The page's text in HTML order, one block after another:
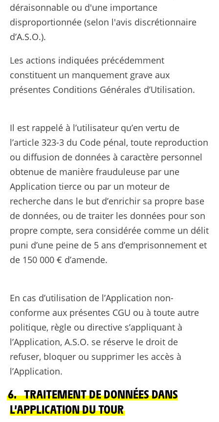
déraisonnable ou d'une importance
disproportionnée (selon l'avis discrétionnaire
d’A.S.O.).
Les actions indiquées précédemment
constituent un manquement grave aux
présentes Conditions Générales d’Utilisation.
Il est rappelé à l’utilisateur qu’en vertu de
l’article 323-3 du Code pénal, toute reproduction
ou diffusion de données à caractère personnel
obtenue de manière frauduleuse par une
Application tierce ou par un moteur de
recherche dans le but d’enrichir sa propre base
de données, ou de traiter les données pour son
propre compte, sera considérée comme un délit
puni d’une peine de 5 ans d’emprisonnement et
de 150 000 € d’amende.
En cas d’utilisation de l’Application non-
conforme aux présentes CGU ou à toute autre
politique, règle ou directive s’appliquant à
l’Application, A.S.O. se réserve le droit de
refuser, bloquer ou supprimer les accès à
l’Application.
6. TRAITEMENT DE DONNÉES DANS
L’APPLICATION DU TOUR